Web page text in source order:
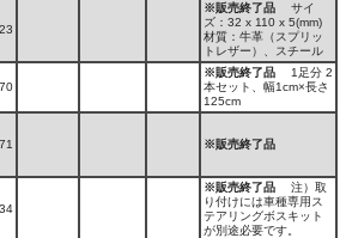
※販売終了品 サイ
ズ：32 x 110 x 5(mm)
材質：牛革（スプリッ
トレザー）、スチール
※販売終了品 1足分 2
本セット、幅1cm×⾧さ
125cm
※販売終了品
※販売終了品 注）取
り付けには車種専用ス
テアリングボスキット
が別途必要です。